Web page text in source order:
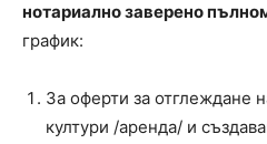
нотариално заверено
график:
За оферти за отглеждане
култури /аренда/ и